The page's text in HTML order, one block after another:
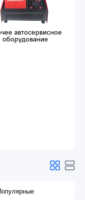
автосервисное
оборудование